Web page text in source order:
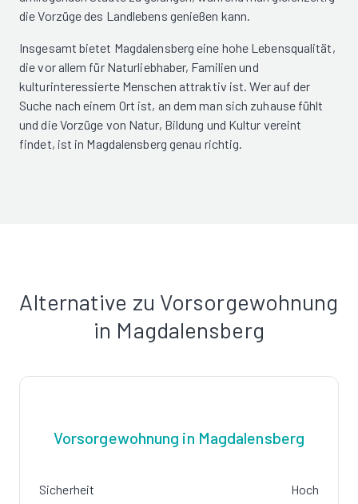
die Vorzüge des Landlebens genießen kann.
Insgesamt bietet Magdalensberg eine hohe Lebensqualität,
die vor allem für Naturliebhaber, Familien und
kulturinteressierte Menschen attraktiv ist. Wer auf der
Suche nach einem Ort ist, an dem man sich zuhause fühlt
und die Vorzüge von Natur, Bildung und Kultur vereint
findet, ist in Magdalensberg genau richtig.
Alternative zu Vorsorgewohnung
in Magdalensberg
Vorsorgewohnung in Magdalensberg
Sicherheit Hoch